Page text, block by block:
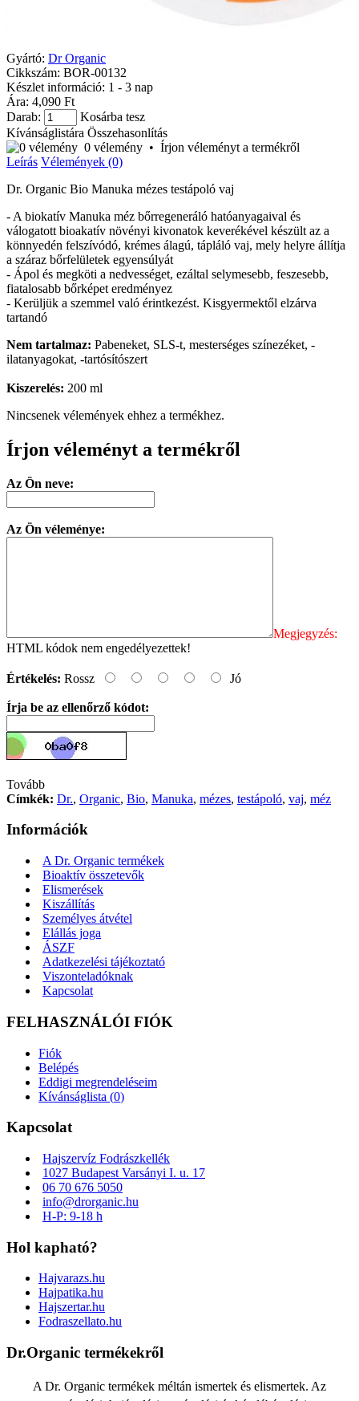
Gyártó: Dr Organic
Cikkszám: BOR-00132
Készlet információ: 1 - 3 nap
Ára: 4,090 Ft
Darab:
Kosárba tesz
Kívánságlistára Összehasonlítás
0 vélemény • Írjon véleményt a termékről
Leírás Vélemények (0)
Dr. Organic Bio Manuka mézes testápoló vaj
- A biokatív Manuka méz bőrregeneráló hatóanyagaival és
válogatott bioakatív növényi kivonatok keverékével készült az a
könnyedén felszívódó, krémes álagú, tápláló vaj, mely helyre állítja
a száraz bőrfelületek egyensúlyát
- Ápol és megköti a nedvességet, ezáltal selymesebb, feszesebb,
fiatalosabb bőrképet eredményez
- Kerüljük a szemmel való érintkezést. Kisgyermektől elzárva
tartandó
Nem tartalmaz: Pabeneket, SLS-t, mesterséges színezéket, -
ilatanyagokat, -tartósítószert
Kiszerelés: 200 ml
Nincsenek vélemények ehhez a termékhez.
Írjon véleményt a termékről
Az Ön neve:
Az Ön véleménye:
Megjegyzés:
HTML kódok nem engedélyezettek!
Értékelés: Rossz Jó
Írja be az ellenőrző kódot:
Tovább
Címkék: Dr., Organic, Bio, Manuka, mézes, testápoló, vaj, méz
Információk
A Dr. Organic termékek
Bioaktív összetevők
Elismerések
Kiszállítás
Személyes átvétel
Elállás joga
ÁSZF
Adatkezelési tájékoztató
Viszonteladóknak
Kapcsolat
FELHASZNÁLÓI FIÓK
Fiók
Belépés
Eddigi megrendeléseim
Kívánságlista (0)
Kapcsolat
Hajszervíz Fodrászkellék
1027 Budapest Varsányi I. u. 17
06 70 676 5050
info@drorganic.hu
H-P: 9-18 h
Hol kapható?
Hajvarazs.hu
Hajpatika.hu
Hajszertar.hu
Fodraszellato.hu
Dr.Organic termékekről
A Dr. Organic termékek méltán ismertek és elismertek. Az